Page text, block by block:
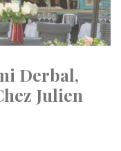
Derbal,
Julien